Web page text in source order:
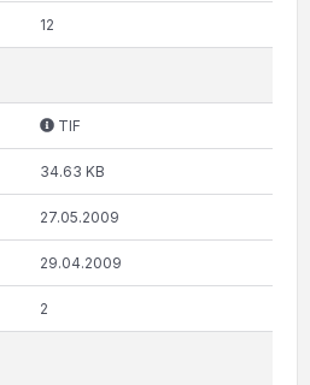
12
TIF
34.63 KB
27.05.2009
29.04.2009
2